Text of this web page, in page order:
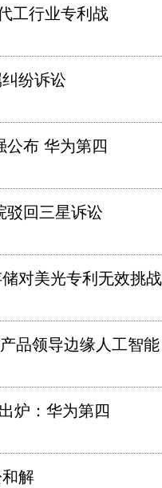
工行业专利战
纷诉讼
公布 华为第四
驳回三星诉讼
对美光专利无效挑
品领导边缘人工智能
炉：华为第四
解